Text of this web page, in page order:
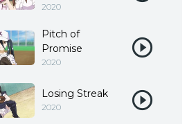
2020
Pitch of
Promise
2020
Losing Streak
2020